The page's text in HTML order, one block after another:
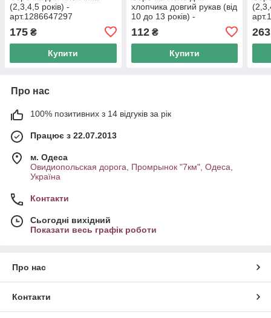
(2,3,4,5 років) -
арт.1286647297
175 ₴
Купити
хлопчика довгий рукав (від
10 до 13 років) -
112₴
Купити
263
Про нас
100% позитивних з 14 відгуків за рік
Працює з 22.07.2013
м. Одеса
Овидиопольская дорога, Промрынок "7км", Одеса,
Україна
Контакти
Сьогодні вихідний
Показати весь графік роботи
Про нас
Контакти